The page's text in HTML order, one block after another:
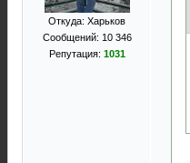
Откуда: Харьков
Сообщений: 10 346
Репутация: 1031